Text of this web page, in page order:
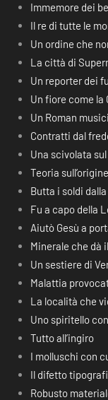
Immemore dei
Il re di tutte le
Un ordine che
La città di
Un reporter dei
Un fiore come la
Un Roman
Contratti dal
Una scivolata
Teoria
Butta i soldi
Fu a capo della
Aiutò Gesù a
Minerale che dà
Un sestiere di
Malattia
La località che
Uno spiritello
Tutto all’ingiro
I molluschi con
Il difetto
Robusto